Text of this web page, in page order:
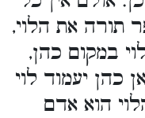
תורה את הלוי,
במקום כהן,
כהן יעמוד לוי
הוא אדם